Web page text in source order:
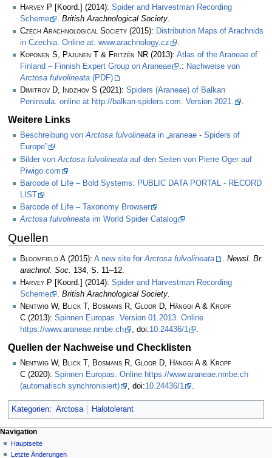
Harvey P [Koord.] (2014): Spider and Harvestman Recording
Scheme
British Arachnological Society
Czech Arachnological Society (2015): Distribution Maps of Arachnids
in Czechia. Online at: www.arachnology.cz
Koponen S, Pajunen T & Fritzén NR (2013): Atlas of the Araneae of
Finland – Finnish Expert Group on Araneae
.: Nachweise von
Arctosa fulvolineata (PDF)
Dimitrov D, Indzhov S (2021): Spiders (Araneae) of Balkan
Peninsula. online at http://balkan-spiders.com. Version 2021.
.
Weitere Links
Beschreibung vonArctosa fulvolineata in „araneae - Spiders of
Europe”
Bilder von Arctosa fulvolineata auf den Seiten von Pierre Oger auf
Piwigo.com
Barcode of Life – Bold Systems: PUBLIC DATA PORTAL - RECORD
LIST
Barcode of Life – Taxonomy Browser
Arctosa fulvolineata im World Spider Catalog
Quellen
Bloomfield A (2015): A new site forArctosa fulvolineata . Newsl. Br.
arachnol. Soc. 134, S. 11–12.
Harvey P [Koord.] (2014): Spider and Harvestman Recording
Scheme
. British Arachnological Society.
Nentwig W, Blick T, Bosmans R, Gloor D, Hänggi A & Kropf
C (2013): Spinnen Europas. Version 01.2013. Online
https://www.araneae.nmbe.ch
, doi:10.24436/1 .
Quellen der Nachweise und Checklisten
Nentwig W, Blick T, Bosmans R, Gloor D, Hänggi A & Kropf
C (2020): Spinnen Europas. Online https://www.araneae.nmbe.ch
(automatisch synchronisiert)
, doi:10.24436/1 .
Kategorien: Arctosa Halotolerant
Navigation
Hauptseite
Letzte Änderungen